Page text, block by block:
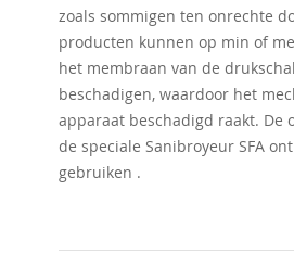
zoals sommigen ten onrechte
producten kunnen op min of
het membraan van de
beschadigen, waardoor het
apparaat beschadigd raakt. De
de speciale Sanibroyeur SFA
gebruiken .